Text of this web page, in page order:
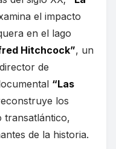
el impacto
en el lago
Hitchcock”, un
de
“Las
los
transatlántico,
de la historia.